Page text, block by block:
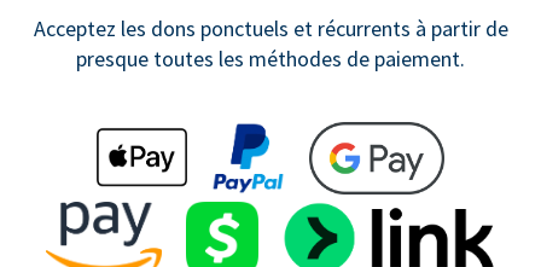
Acceptez les dons ponctuels et récurrents à partir de
presque toutes les méthodes de paiement.